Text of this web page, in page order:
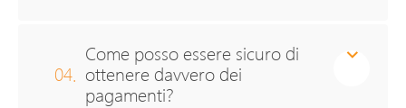
04.
Come posso essere sicuro di
ottenere davvero dei
pagamenti?